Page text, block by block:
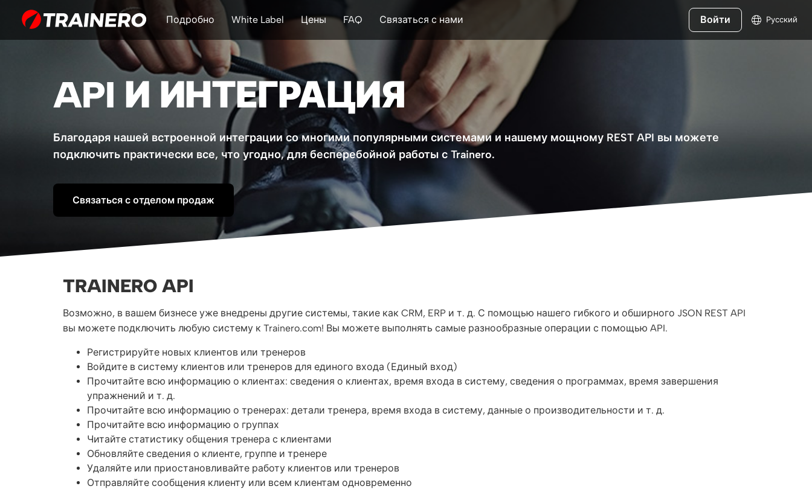
Подробно White Label Цены FAQ Связаться с нами Войти Русский
API И ИНТЕГРАЦИЯ
Благодаря нашей встроенной интеграции со многими популярными системами и нашему мощному REST API вы можете
подключить практически все, что угодно, для бесперебойной работы с Trainero.
Связаться с отделом продаж
TRAINERO API
Возможно, в вашем бизнесе уже внедрены другие системы, такие как CRM, ERP и т. д. С помощью нашего гибкого и обширного JSON REST API
вы можете подключить любую систему к Trainero.com! Вы можете выполнять самые разнообразные операции с помощью API.
Регистрируйте новых клиентов или тренеров
Войдите в систему клиентов или тренеров для единого входа (Единый вход)
Прочитайте всю информацию о клиентах: сведения о клиентах, время входа в систему, сведения о программах, время завершения
упражнений и т. д.
Прочитайте всю информацию о тренерах: детали тренера, время входа в систему, данные о производительности и т. д.
Прочитайте всю информацию о группах
Читайте статистику общения тренера с клиентами
Обновляйте сведения о клиенте, группе и тренере
Удаляйте или приостановливайте работу клиентов или тренеров
Отправляйте сообщения клиенту или всем клиентам одновременно